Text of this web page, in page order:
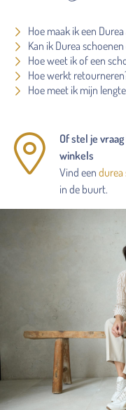
Hoe maak ik een
Kan ik Durea
Hoe weet ik of een
Hoe werkt
Hoe meet ik mijn
Of stel je
winkels
Vind een durea
in de buurt.